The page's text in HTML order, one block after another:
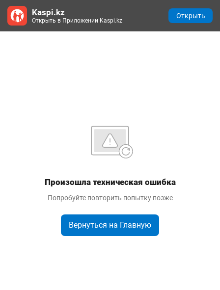
Произошла техническая ошибка
Попробуйте повторить попытку позже
Вернуться на Главную
Kaspi.kz
Открыть в Приложении Kaspi.kz
Открыть